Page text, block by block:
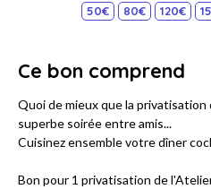
50€ 80€ 120€
Ce bon comprend
Quoi de mieux que la
superbe soirée entre amis...
Cuisinez ensemble votre dîner
Bon pour 1 privatisation de